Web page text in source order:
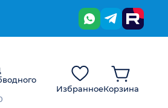
ИзбранноеКорзина